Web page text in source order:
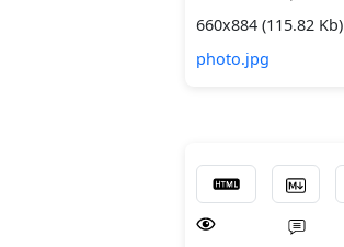
660x884 (115.82 Kb)
photo.jpg